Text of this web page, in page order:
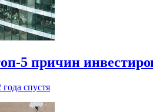
5 причин
года спустя